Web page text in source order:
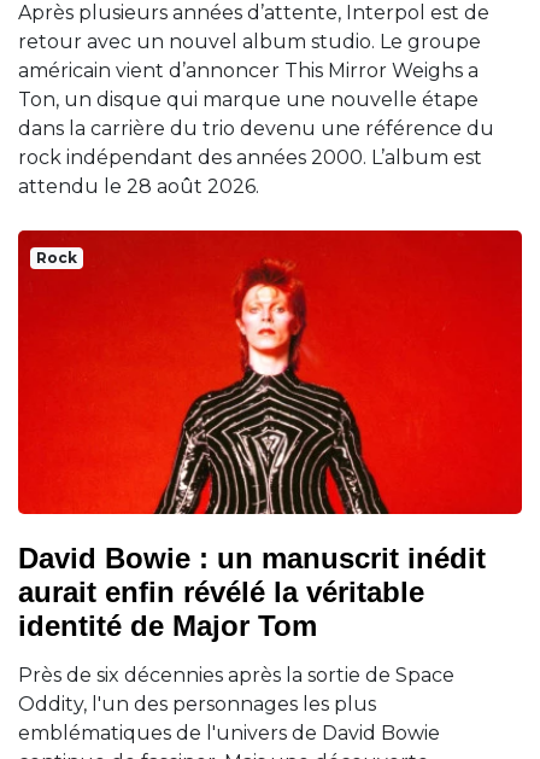
Après plusieurs années d’attente, Interpol est de
retour avec un nouvel album studio. Le groupe
américain vient d’annoncer This Mirror Weighs a
Ton, un disque qui marque une nouvelle étape
dans la carrière du trio devenu une référence du
rock indépendant des années 2000. L’album est
attendu le 28 août 2026.
Rock
David Bowie : un manuscrit inédit
aurait enfin révélé la véritable
identité de Major Tom
Près de six décennies après la sortie de Space
Oddity, l'un des personnages les plus
emblématiques de l'univers de David Bowie